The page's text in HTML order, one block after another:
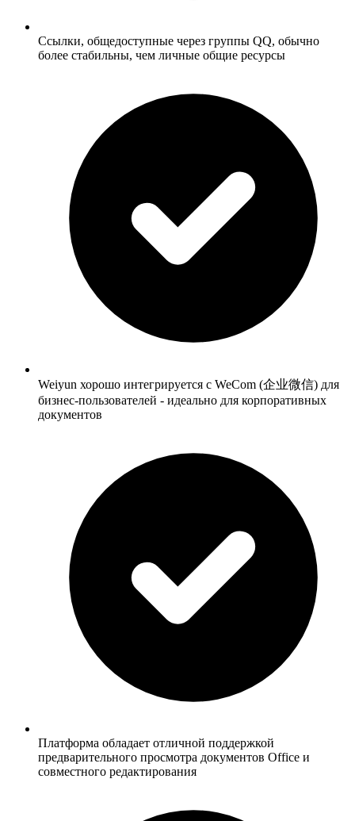
Ссылки, общедоступные через группы QQ, обычно
более стабильны, чем личные общие ресурсы
Weiyun хорошо интегрируется с WeCom (企业微信) для
бизнес-пользователей - идеально для корпоративных
документов
Платформа обладает отличной поддержкой
предварительного просмотра документов Office и
совместного редактирования